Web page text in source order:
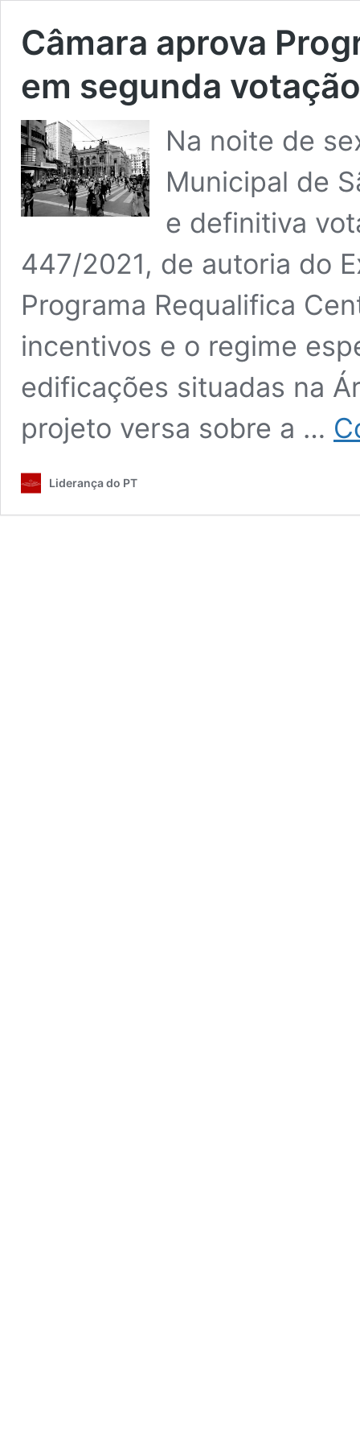
Câmara aprova
em segunda votação
Na noite de
Municipal de
e definitiva
447/2021, de autoria do
Programa Requalifica
incentivos e o regime
edificações situadas na
projeto versa sobre a …
Liderança do PT